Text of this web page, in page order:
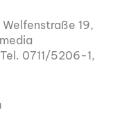
Welfenstraße 19,
0711/5206-1,